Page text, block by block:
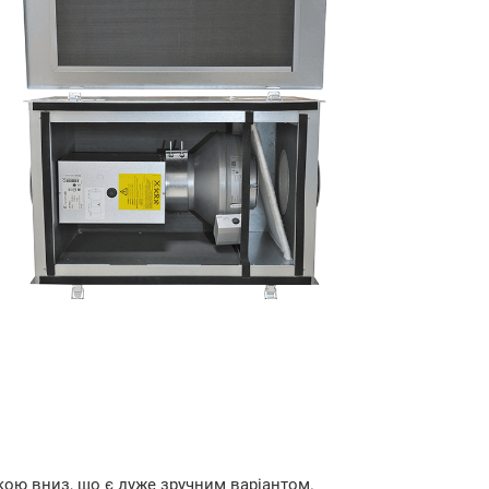
вниз, що є дуже зручним варіантом.